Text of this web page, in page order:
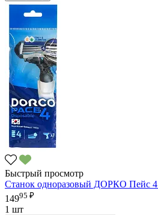
Быстрый просмотр
Станок одноразовый ДОРКО Пейс
14995 ₽
1 шт